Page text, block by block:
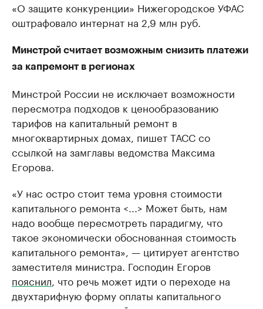
«О защите конкуренции» Нижегородское УФАС
оштрафовало интернат на 2,9 млн руб.
Минстрой считает возможным снизить платежи
за капремонт в регионах
Минстрой России не исключает возможности
пересмотра подходов к ценообразованию
тарифов на капитальный ремонт в
многоквартирных домах, пишет ТАСС со
ссылкой на замглавы ведомства Максима
Егорова.
«У нас остро стоит тема уровня стоимости
капитального ремонта <...> Может быть, нам
надо вообще пересмотреть парадигму, что
такое экономически обоснованная стоимость
капитального ремонта», — цитирует агентство
заместителя министра. Господин Егоров
пояснил, что речь может идти о переходе на
двухтарифную форму оплаты капитального